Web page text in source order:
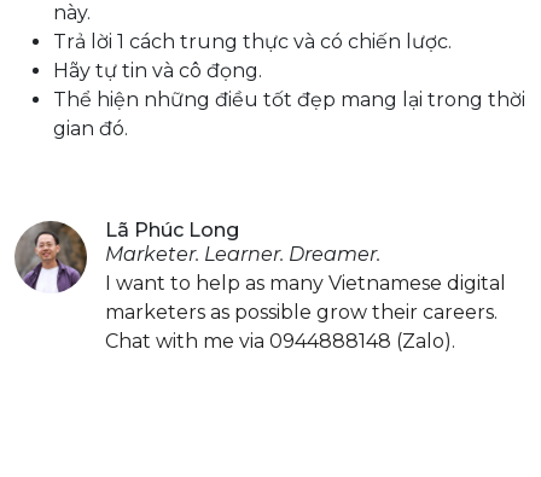
này.
Trả lời 1 cách trung thực và có chiến lược.
Hãy tự tin và cô đọng.
Thể hiện những điều tốt đẹp mang lại trong thời
gian đó.
Lã Phúc Long
Marketer. Learner. Dreamer.
I want to help as many Vietnamese digital
marketers as possible grow their careers.
Chat with me via 0944888148 (Zalo).